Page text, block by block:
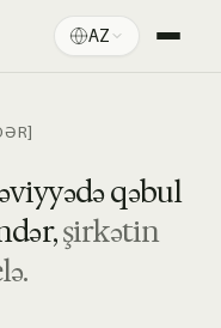
AZ
qəbul
şirkətin